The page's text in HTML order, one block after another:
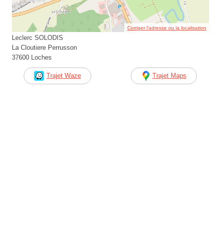
Corriger l’adresse ou la localisation
Leclerc SOLODIS
La Cloutiere Perrusson
37600 Loches
Trajet Waze Trajet Maps